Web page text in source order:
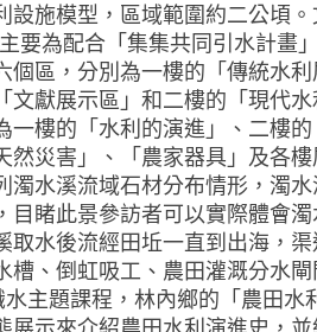
設施模型，區域範圍約二公頃
要為配合「集集共同引水計畫
個區，分別為一樓的「傳統水
文獻展示區」和二樓的「現代
一樓的「水利的演進」、二樓
然災害」、「農家器具」及各
濁水溪流域石材分布情形，濁
目睹此景參訪者可以實際體會
取水後流經田坵一直到出海，
槽、倒虹吸工、農田灌溉分水
題課程，林內鄉的「農田水